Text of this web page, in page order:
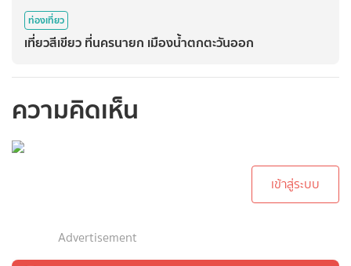
ท่องเที่ยว
เที่ยวสีเขียว ที่นครนายก เมืองน้ำตกตะวันออก
ความคิดเห็น
เข้าสู่ระบบ
Advertisement